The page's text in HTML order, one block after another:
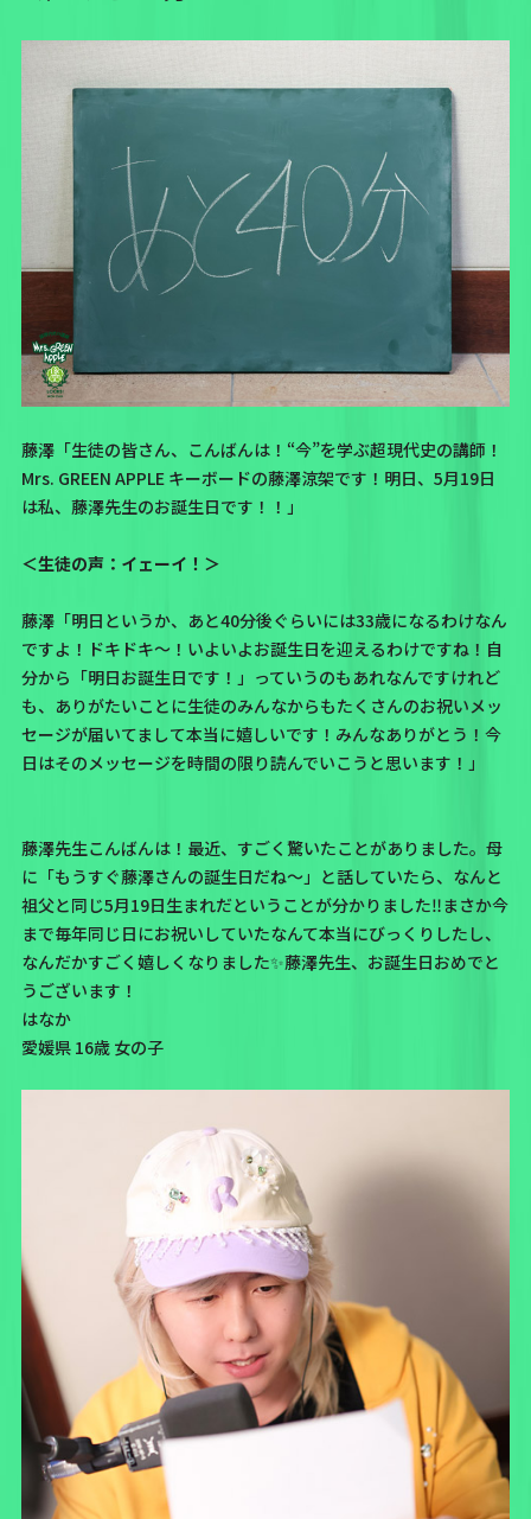
藤澤「生徒の皆さん、こんばんは！“今”を学ぶ超現代史の講師！
Mrs. GREEN APPLE キーボードの藤澤涼架です！明日、5月19日
は私、藤澤先生のお誕生日です！！」
＜生徒の声：イェーイ！＞
藤澤「明日というか、あと40分後ぐらいには33歳になるわけなん
ですよ！ドキドキ〜！いよいよお誕生日を迎えるわけですね！自
分から「明日お誕生日です！」っていうのもあれなんですけれど
も、ありがたいことに生徒のみんなからもたくさんのお祝いメッ
セージが届いてまして本当に嬉しいです！みんなありがとう！今
日はそのメッセージを時間の限り読んでいこうと思います！」
藤澤先生こんばんは！最近、すごく驚いたことがありました。母
に「もうすぐ藤澤さんの誕生日だね〜」と話していたら、なんと
祖父と同じ5月19日生まれだということが分かりました‼️まさか今
まで毎年同じ日にお祝いしていたなんて本当にびっくりしたし、
なんだかすごく嬉しくなりました✨️藤澤先生、お誕生日おめでと
うございます！
はなか
愛媛県 16歳 女の子